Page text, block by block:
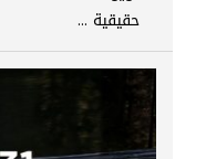
حقيقية ...